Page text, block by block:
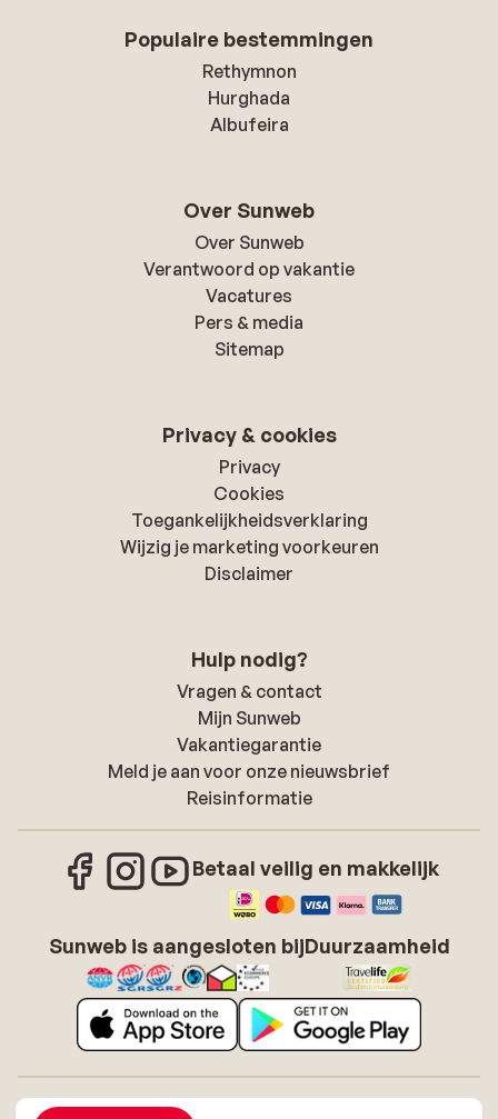
Populaire bestemmingen
Rethymnon
Hurghada
Albufeira
Over Sunweb
Over Sunweb
Verantwoord op vakantie
Vacatures
Pers & media
Sitemap
Privacy & cookies
Privacy
Cookies
Toegankelijkheidsverklaring
Wijzig je marketing voorkeuren
Disclaimer
Hulp nodig?
Vragen & contact
Mijn Sunweb
Vakantiegarantie
Meld je aan voor onze nieuwsbrief
Reisinformatie
Betaal veilig en makkelijk
Sunweb is aangesloten bijDuurzaamheid
Over Sunweb